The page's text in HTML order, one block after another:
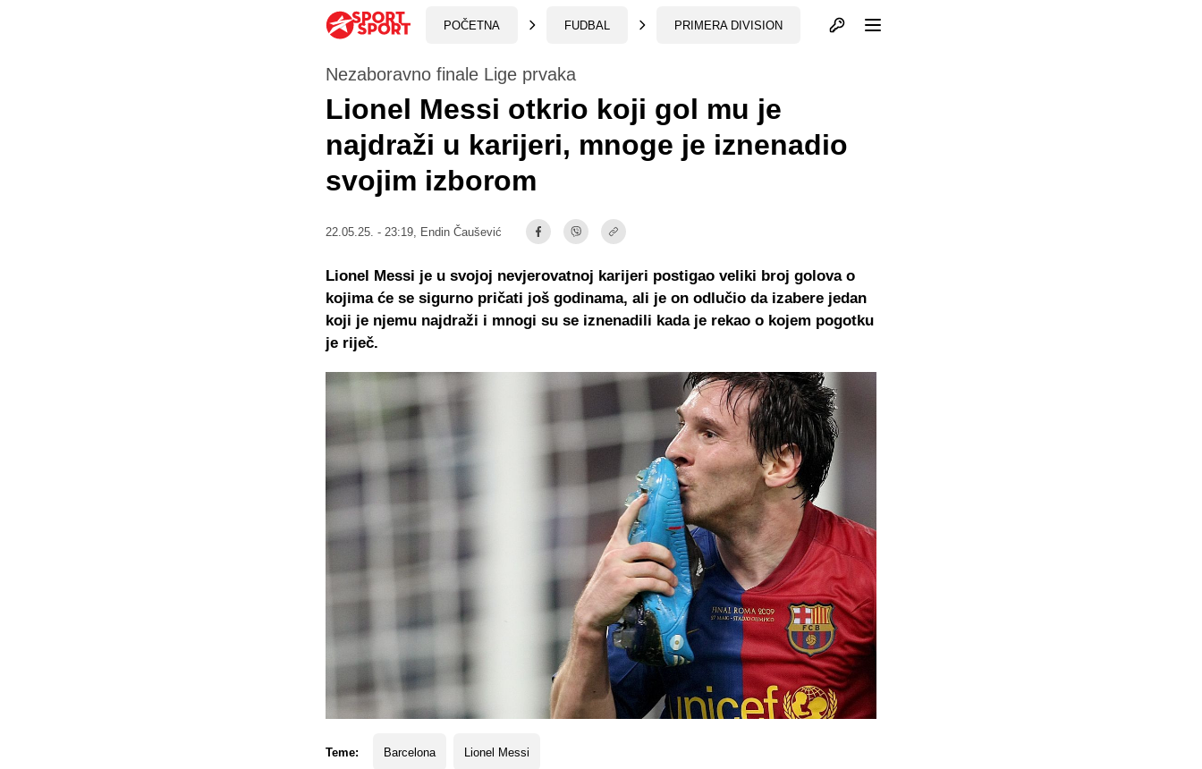
POČETNA FUDBAL PRIMERA DIVISION Otvori profil
Nezaboravno finale Lige prvaka
Lionel Messi otkrio koji gol mu je
najdraži u karijeri, mnoge je iznenadio
svojim izborom
22.05.25. - 23:19, Endin Čaušević
Teme: Barcelona Lionel Messi
Lionel Messi je u svojoj nevjerovatnoj karijeri postigao veliki broj golova o
kojima će se sigurno pričati još godinama, ali je on odlučio da izabere jedan
koji je njemu najdraži i mnogi su se iznenadili kada je rekao o kojem pogotku
je riječ.